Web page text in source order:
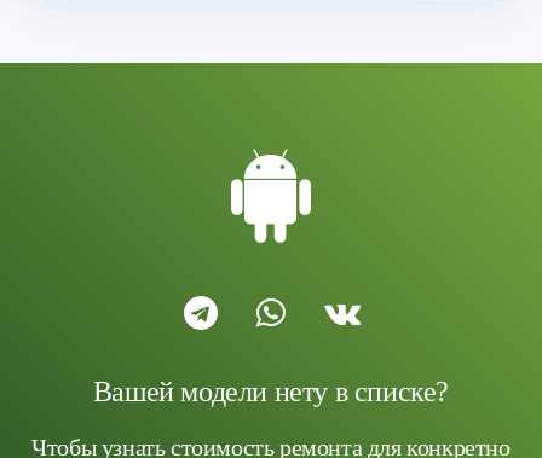
Вашей модели нету в списке?
Чтобы узнать стоимость ремонта для конкретно